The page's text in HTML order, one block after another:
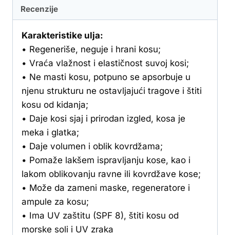
Recenzije
Karakteristike ulja:
• Regeneriše, neguje i hrani kosu;
• Vraća vlažnost i elastičnost suvoj kosi;
• Ne masti kosu, potpuno se apsorbuje u
njenu strukturu ne ostavljajući tragove i štiti
kosu od kidanja;
• Daje kosi sjaj i prirodan izgled, kosa je
meka i glatka;
• Daje volumen i oblik kovrdžama;
• Pomaže lakšem ispravljanju kose, kao i
lakom oblikovanju ravne ili kovrdžave kose;
• Može da zameni maske, regeneratore i
ampule za kosu;
• Ima UV zaštitu (SPF 8), štiti kosu od
morske soli i UV zraka